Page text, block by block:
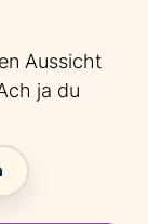
Aussicht
ja du